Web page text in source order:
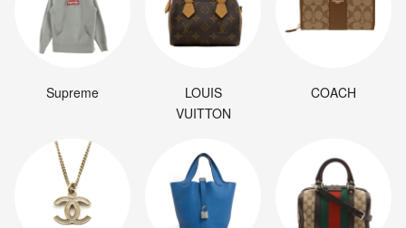
Supreme
LOUIS
VUITTON
COACH